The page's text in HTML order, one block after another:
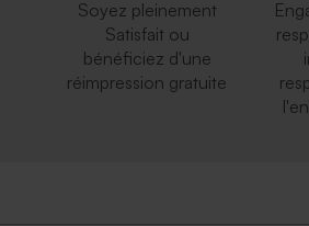
Soyez pleinement
Satisfait ou
bénéficiez d'une
réimpression gratuite